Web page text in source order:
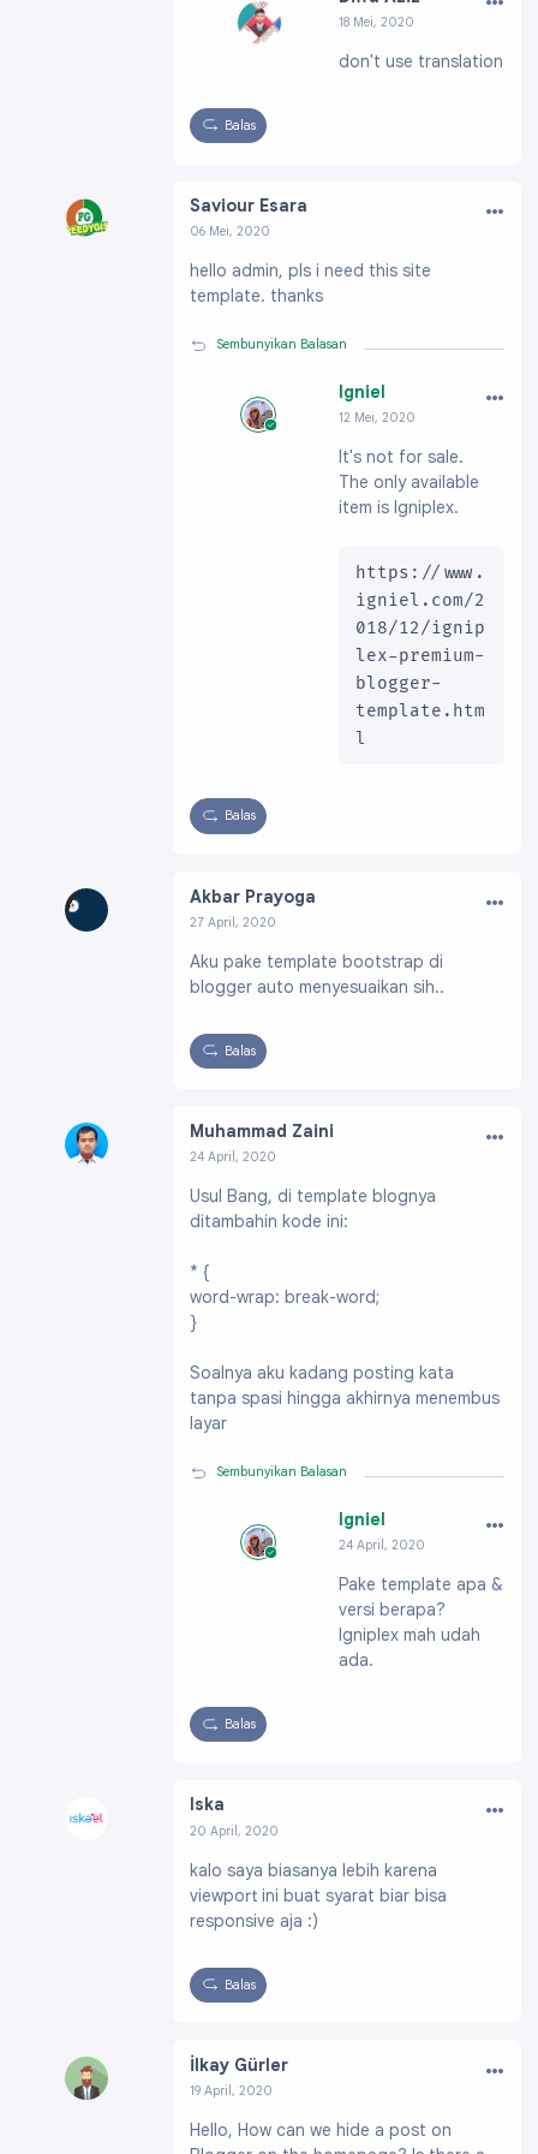
18 Mei, 2020
w.blogger.com/pro
don't use translation
Balas
Saviour Esara
06 Mei, 2020
04210259329369298
…
hello admin, pls i need this site
template. thanks
Sembunyikan Balasan
Igniel
12 Mei, 2020
w.blogger.com/pro
file/091991703796
61896200
…
It's not for sale.
The only available
item is Igniplex.
https://www.
igniel.com/2
018/12/ignip
lex-premium-
blogger-
template.htm
l
Balas
Akbar Prayoga
27 April, 2020
7183432486620009
…
Aku pake template bootstrap di
blogger auto menyesuaikan sih..
Balas
Muhammad Zaini
24 April, 2020
045702429945600
…
Usul Bang, di template blognya
ditambahin kode ini:
* {
word-wrap: break-word;
}
Soalnya aku kadang posting kata
tanpa spasi hingga akhirnya menembus
layar
Sembunyikan Balasan
Igniel
24 April, 2020
w.blogger.com/pro
file/091991703796
61896200
…
Pake template apa &
versi berapa?
Igniplex mah udah
ada.
Balas
Iska
20 April, 2020
499159229080857
…
kalo saya biasanya lebih karena
viewport ini buat syarat biar bisa
responsive aja :)
Balas
İlkay Gürler
19 April, 2020
7513707502417201
…
Hello, How can we hide a post on